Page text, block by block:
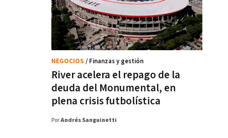
River acelera el repago de la
deuda del Monumental, en
plena crisis futbolística
NEGOCIOS / Finanzas y gestión
PorAndrés Sanguinetti